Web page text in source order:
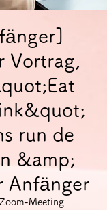
Vortrag,
run de
&amp;
Anfänger
Zoom-Meeting